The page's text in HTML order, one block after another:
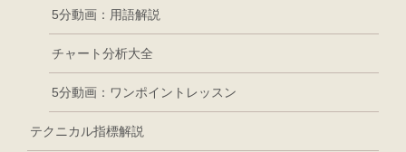
5分動画：用語解説
チャート分析大全
5分動画：ワンポイントレッスン
テクニカル指標解説